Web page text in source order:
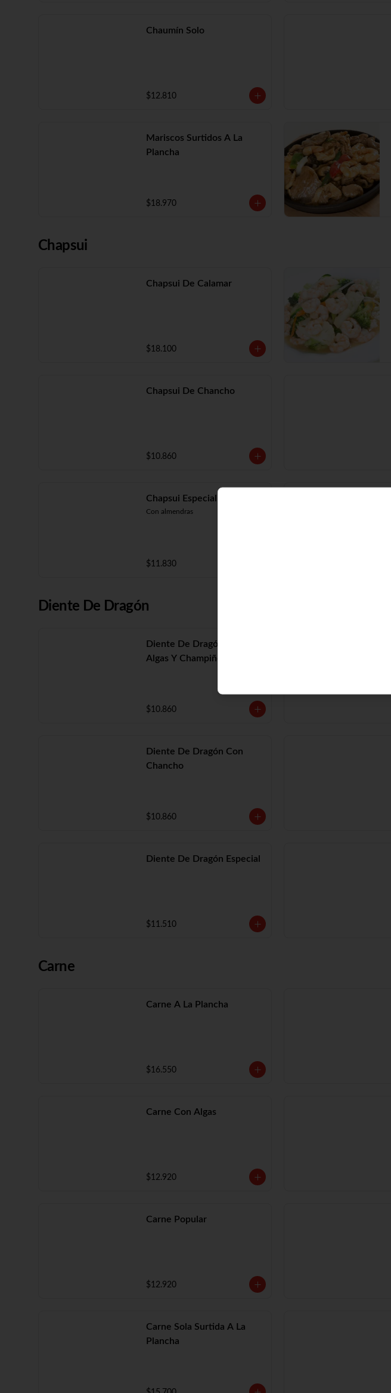
Chaumín Solo
$12.810
Mariscos Surtidos A La
Plancha
$18.970
Chapsui
Chapsui De Calamar
$18.100
Chapsui De Chancho
$10.860
Chapsui Especial
Con almendras
$11.830
Diente De Dragón
Diente De Dragón Con
Algas Y Champiñón
$10.860
Diente De Dragón Con
Chancho
$10.860
Diente De Dragón Especial
$11.510
Carne
Carne A La Plancha
$16.550
Carne Con Algas
$12.920
Carne Popular
$12.920
Carne Sola Surtida A La
Plancha